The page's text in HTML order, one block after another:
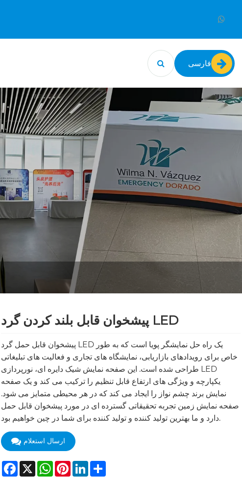
فارسی
پیشخوان قابل بلند کردن گرد LED
پیشخوان قابل حمل گرد LED یک راه حل نمایشگر پویا است که به طور
خاص برای رویدادهای بازاریابی، نمایشگاه های تجاری و فعالیت های تبلیغاتی
طراحی شده است. این صفحه نمایش شیک دایره ای، نورپردازی LED
یکپارچه و ویژگی های ارتفاع قابل تنظیم را ترکیب می کند و یک صفحه
نمایش برند چشم نواز را ایجاد می کند که در هر محیطی متمایز می شود.
صفحه نمایش زمین تجربه تحقیقاتی گسترده ای در مورد پیشخوان قابل حمل
دارد و ما بهترین تولید کننده و تولید کننده برای شما در چین خواهیم بود.
ارسال استعلام
Facebook
X WhatsApp
Pinterest
LinkedIn
Share